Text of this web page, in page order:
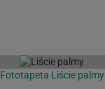
Fototapeta Liście palmy